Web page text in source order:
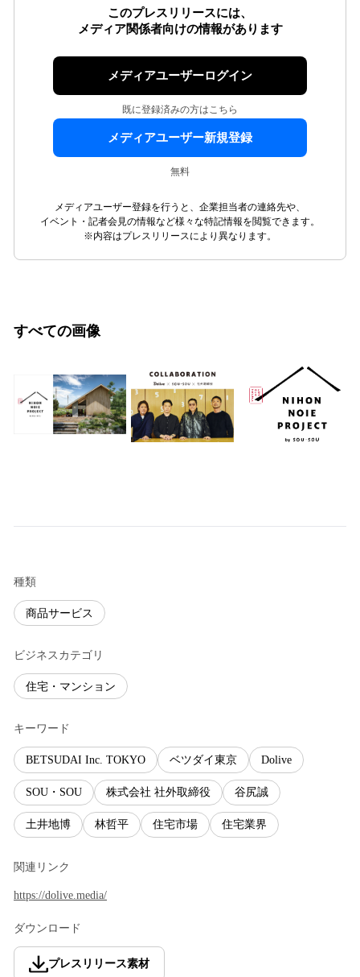
このプレスリリースには、
メディア関係者向けの情報があります
メディアユーザーログイン
既に登録済みの方はこちら
メディアユーザー新規登録
無料
メディアユーザー登録を行うと、企業担当者の連絡先や、
イベント・記者会見の情報など様々な特記情報を閲覧できます。
※内容はプレスリリースにより異なります。
すべての画像
種類
商品サービス
ビジネスカテゴリ
住宅・マンション
キーワード
BETSUDAI Inc. TOKYO ベツダイ東京 Dolive
SOU・SOU 株式会社 社外取締役 谷尻誠
土井地博 林哲平 住宅市場 住宅業界
関連リンク
https://dolive.media/
ダウンロード
プレスリリース素材